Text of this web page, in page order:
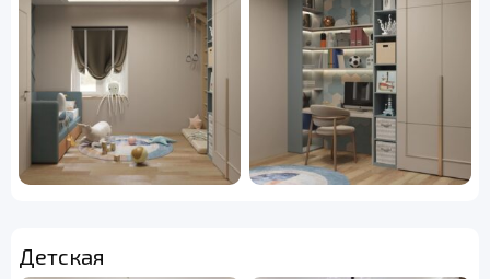
Детская